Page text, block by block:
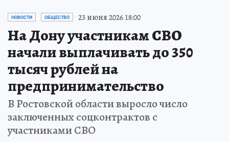
НОВОСТИ ОБЩЕСТВО 23 июня 2026 18:00
На Дону участникам СВО
начали выплачивать до 350
тысяч рублей на
предпринимательство
В Ростовской области выросло число
заключенных соцконтрактов с
участниками СВО